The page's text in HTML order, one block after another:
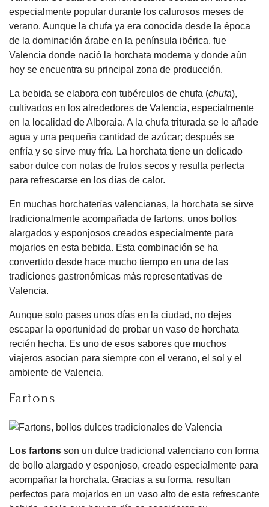
especialmente popular durante los calurosos meses de
verano. Aunque la chufa ya era conocida desde la época
de la dominación árabe en la península ibérica, fue
Valencia donde nació la horchata moderna y donde aún
hoy se encuentra su principal zona de producción.
La bebida se elabora con tubérculos de chufa (chufa),
cultivados en los alrededores de Valencia, especialmente
en la localidad de Alboraia. A la chufa triturada se le añade
agua y una pequeña cantidad de azúcar; después se
enfría y se sirve muy fría. La horchata tiene un delicado
sabor dulce con notas de frutos secos y resulta perfecta
para refrescarse en los días de calor.
En muchas horchaterías valencianas, la horchata se sirve
tradicionalmente acompañada de fartons, unos bollos
alargados y esponjosos creados especialmente para
mojarlos en esta bebida. Esta combinación se ha
convertido desde hace mucho tiempo en una de las
tradiciones gastronómicas más representativas de
Valencia.
Aunque solo pases unos días en la ciudad, no dejes
escapar la oportunidad de probar un vaso de horchata
recién hecha. Es uno de esos sabores que muchos
viajeros asocian para siempre con el verano, el sol y el
ambiente de Valencia.
Fartons
Los fartons son un dulce tradicional valenciano con forma
de bollo alargado y esponjoso, creado especialmente para
acompañar la horchata. Gracias a su forma, resultan
perfectos para mojarlos en un vaso alto de esta refrescante